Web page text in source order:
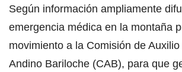
Según información ampliamente
emergencia médica en la montaña
movimiento a la Comisión de
Andino Bariloche (CAB), para que